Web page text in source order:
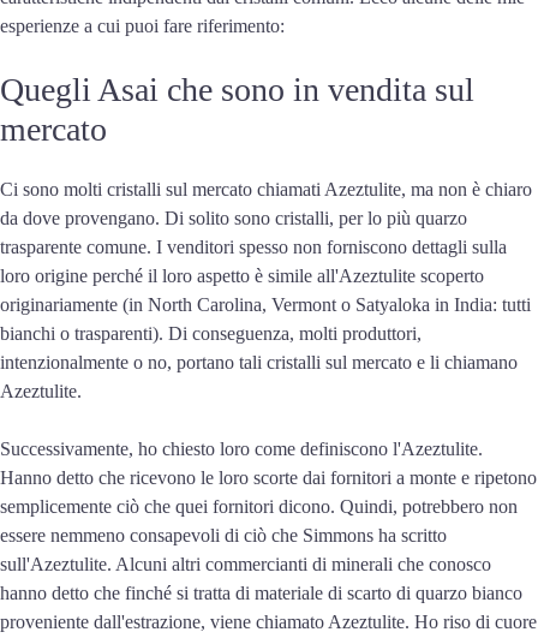
esperienze a cui puoi fare riferimento:
Quegli Asai che sono in vendita sul
mercato
Ci sono molti cristalli sul mercato chiamati Azeztulite, ma non è chiaro
da dove provengano. Di solito sono cristalli, per lo più quarzo
trasparente comune. I venditori spesso non forniscono dettagli sulla
loro origine perché il loro aspetto è simile all'Azeztulite scoperto
originariamente (in North Carolina, Vermont o Satyaloka in India: tutti
bianchi o trasparenti). Di conseguenza, molti produttori,
intenzionalmente o no, portano tali cristalli sul mercato e li chiamano
Azeztulite.
Successivamente, ho chiesto loro come definiscono l'Azeztulite.
Hanno detto che ricevono le loro scorte dai fornitori a monte e ripetono
semplicemente ciò che quei fornitori dicono. Quindi, potrebbero non
essere nemmeno consapevoli di ciò che Simmons ha scritto
sull'Azeztulite. Alcuni altri commercianti di minerali che conosco
hanno detto che finché si tratta di materiale di scarto di quarzo bianco
proveniente dall'estrazione, viene chiamato Azeztulite. Ho riso di cuore